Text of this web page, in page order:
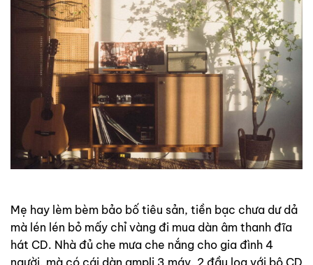
Mẹ hay lèm bèm bảo bố tiêu sản, tiền bạc chưa dư dả
mà lén lén bỏ mấy chỉ vàng đi mua dàn âm thanh đĩa
hát CD. Nhà đủ che mưa che nắng cho gia đình 4
người, mà có cái dàn ampli 3 máy, 2 đầu loa với bộ CD